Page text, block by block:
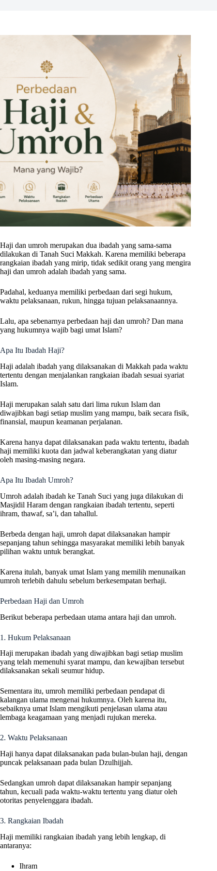
Haji dan umroh merupakan dua ibadah yang sama-sama
dilakukan di Tanah Suci Makkah. Karena memiliki beberapa
rangkaian ibadah yang mirip, tidak sedikit orang yang mengira
haji dan umroh adalah ibadah yang sama.
Padahal, keduanya memiliki perbedaan dari segi hukum,
waktu pelaksanaan, rukun, hingga tujuan pelaksanaannya.
Lalu, apa sebenarnya perbedaan haji dan umroh? Dan mana
yang hukumnya wajib bagi umat Islam?
Apa Itu Ibadah Haji?
Haji adalah ibadah yang dilaksanakan di Makkah pada waktu
tertentu dengan menjalankan rangkaian ibadah sesuai syariat
Islam.
Haji merupakan salah satu dari lima rukun Islam dan
diwajibkan bagi setiap muslim yang mampu, baik secara fisik,
finansial, maupun keamanan perjalanan.
Karena hanya dapat dilaksanakan pada waktu tertentu, ibadah
haji memiliki kuota dan jadwal keberangkatan yang diatur
oleh masing-masing negara.
Apa Itu Ibadah Umroh?
Umroh adalah ibadah ke Tanah Suci yang juga dilakukan di
Masjidil Haram dengan rangkaian ibadah tertentu, seperti
ihram, thawaf, sa’i, dan tahallul.
Berbeda dengan haji, umroh dapat dilaksanakan hampir
sepanjang tahun sehingga masyarakat memiliki lebih banyak
pilihan waktu untuk berangkat.
Karena itulah, banyak umat Islam yang memilih menunaikan
umroh terlebih dahulu sebelum berkesempatan berhaji.
Perbedaan Haji dan Umroh
Berikut beberapa perbedaan utama antara haji dan umroh.
1. Hukum Pelaksanaan
Haji merupakan ibadah yang diwajibkan bagi setiap muslim
yang telah memenuhi syarat mampu, dan kewajiban tersebut
dilaksanakan sekali seumur hidup.
Sementara itu, umroh memiliki perbedaan pendapat di
kalangan ulama mengenai hukumnya. Oleh karena itu,
sebaiknya umat Islam mengikuti penjelasan ulama atau
lembaga keagamaan yang menjadi rujukan mereka.
2. Waktu Pelaksanaan
Haji hanya dapat dilaksanakan pada bulan-bulan haji, dengan
puncak pelaksanaan pada bulan Dzulhijjah.
Sedangkan umroh dapat dilaksanakan hampir sepanjang
tahun, kecuali pada waktu-waktu tertentu yang diatur oleh
otoritas penyelenggara ibadah.
3. Rangkaian Ibadah
Haji memiliki rangkaian ibadah yang lebih lengkap, di
antaranya:
Ihram